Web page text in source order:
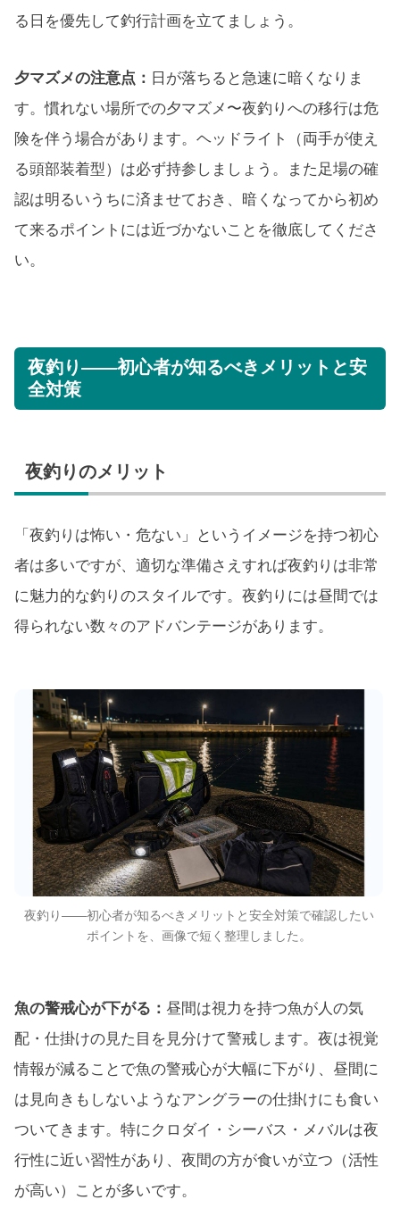
る日を優先して釣行計画を立てましょう。
夕マズメの注意点： 日が落ちると急速に暗くなりま
す。慣れない場所での夕マズメ〜夜釣りへの移行は危
険を伴う場合があります。ヘッドライト（両手が使え
る頭部装着型）は必ず持参しましょう。また足場の確
認は明るいうちに済ませておき、暗くなってから初め
て来るポイントには近づかないことを徹底してくださ
い。
夜釣り——初心者が知るべきメリットと安
全対策
夜釣りのメリット
「夜釣りは怖い・危ない」というイメージを持つ初心
者は多いですが、適切な準備さえすれば夜釣りは非常
に魅力的な釣りのスタイルです。夜釣りには昼間では
得られない数々のアドバンテージがあります。
夜釣り——初心者が知るべきメリットと安全対策で確認したい
ポイントを、画像で短く整理しました。
魚の警戒心が下がる： 昼間は視力を持つ魚が人の気
配・仕掛けの見た目を見分けて警戒します。夜は視覚
情報が減ることで魚の警戒心が大幅に下がり、昼間に
は見向きもしないようなアングラーの仕掛けにも食い
ついてきます。特にクロダイ・シーバス・メバルは夜
行性に近い習性があり、夜間の方が食いが立つ（活性
が高い）ことが多いです。